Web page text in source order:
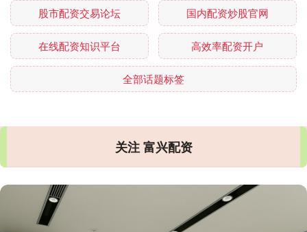
股市配资交易论坛 国内配资炒股官网
在线配资知识平台 高效率配资开户
全部话题标签
关注 富兴配资